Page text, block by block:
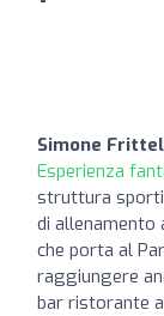
Simone
Esperienza
struttura
di allenamento
che porta al
raggiungere
bar ristorante